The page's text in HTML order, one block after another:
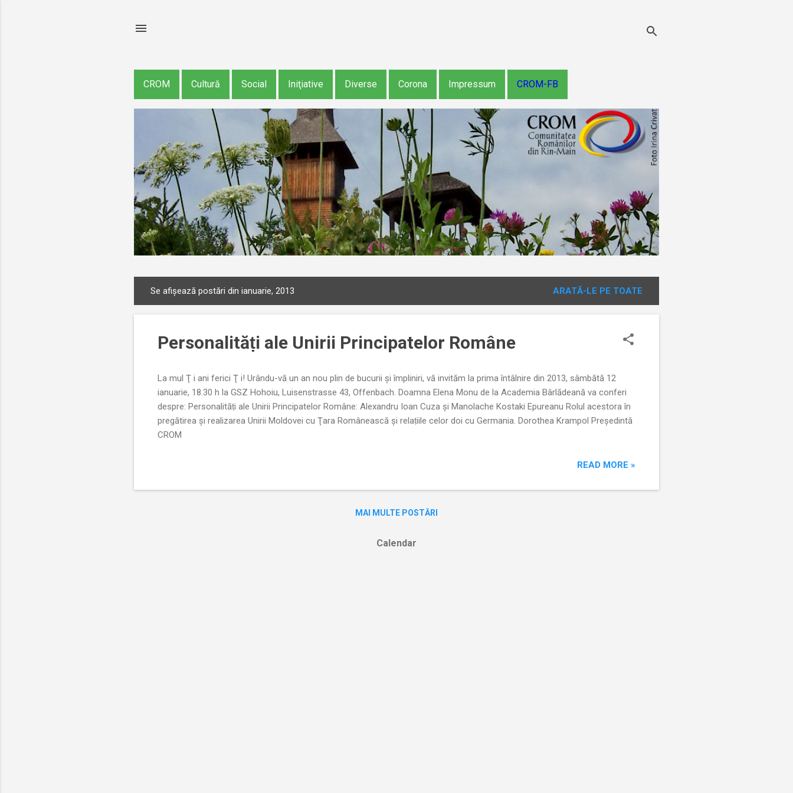
CROM Cultură Social Iniţiative Diverse Corona Impressum CROM-FB
o
Se afișează postări din ianuarie, 2013 ARATĂ-LE PE TOATE
Personalităṭi ale Unirii Principatelor Române
La mul Ţ i ani ferici Ţ i! Urându-vă un an nou plin de bucurii şi împliniri, vă invităm la prima întâlnire din 2013, sâmbătă 12
ianuarie, 18.30 h la GSZ Hohoiu, Luisenstrasse 43, Offenbach. Doamna Elena Monu de la Academia Bârlădeană va conferi
despre: Personalităṭi ale Unirii Principatelor Române: Alexandru Ioan Cuza şi Manolache Kostaki Epureanu Rolul acestora în
pregătirea şi realizarea Unirii Moldovei cu Ţara Românească şi relaṭiile celor doi cu Germania. Dorothea Krampol Preşedintă
CROM
READ MORE »
MAI MULTE POSTĂRI
Calendar